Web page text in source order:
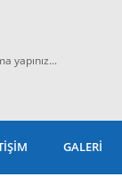
GALERİ